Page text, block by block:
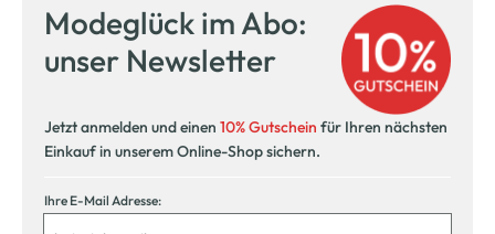
Modeglück im Abo:
unser Newsletter
Jetzt anmelden und einen 10% Gutschein für Ihren nächsten
Einkauf in unserem Online-Shop sichern.
Ihre E-Mail Adresse: